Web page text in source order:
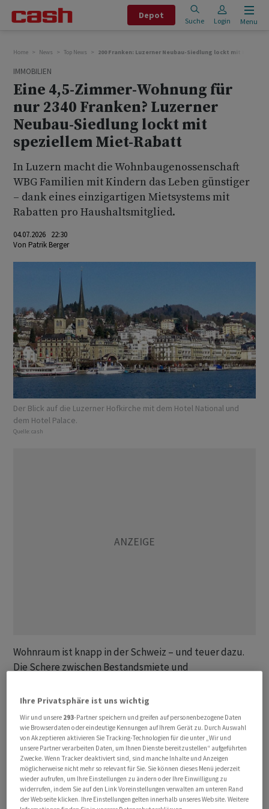
Depot
Suche Login Menu
Home News Top News 200 Franken: Luzerner Neubau-Siedlung lockt mit Miet-
IMMOBILIEN
Eine 4,5-Zimmer-Wohnung für
nur 2340 Franken? Luzerner
Neubau-Siedlung lockt mit
speziellem Miet-Rabatt
In Luzern macht die Wohnbaugenossenschaft
WBG Familien mit Kindern das Leben günstiger
– dank eines einzigartigen Mietsystems mit
Rabatten pro Haushaltsmitglied.
04.07.2026 22:30
Von Patrik Berger
Der Blick auf die Luzerner Hofkirche mit dem Hotel National und
dem Hotel Palace.
Quelle: cash
Wohnraum ist knapp in der Schweiz – und teuer dazu.
Die Schere zwischen Bestandsmiete und
Mieter zahlen bis zu 50 Prozent weniger als
Neumieter,zeigt eine aktuelle ZKB-Studie
. Das
führt dazu, dass viele Mieterinnen und Mieter länger in
ihren Wohnungen bleiben, weil sie vom sogenannten
Verweilbonus profitieren wollen. Auch wenn ihnen die
Bleibe längst zu gross ist, weil etwa die Kinder
ausgezogen sind. Das wiederum führt dazu, dass junge
Familien keine geeigneten Wohnungen finden. Ein
Ihre Privatsphäre ist uns wichtig
Wir und unsere 293-Partner speichern und greifen auf personenbezogene Daten
wie Browserdaten oder eindeutige Kennungen auf Ihrem Gerät zu. Durch Auswahl
von Akzeptieren aktivieren Sie Tracking-Technologien für die unter „Wir und
unsere Partner verarbeiten Daten, um Ihnen Dienste bereitzustellen“ aufgeführten
Zwecke. Wenn Tracker deaktiviert sind, sind manche Inhalte und Anzeigen
möglicherweise nicht mehr so relevant für Sie. Sie können dieses Menü jederzeit
wieder aufrufen, um Ihre Einstellungen zu ändern oder Ihre Einwilligung zu
widerrufen, indem Sie auf den Link Voreinstellungen verwalten am unteren Rand
der Webseite klicken. Ihre Einstellungen gelten innerhalb unseres Website. Weitere